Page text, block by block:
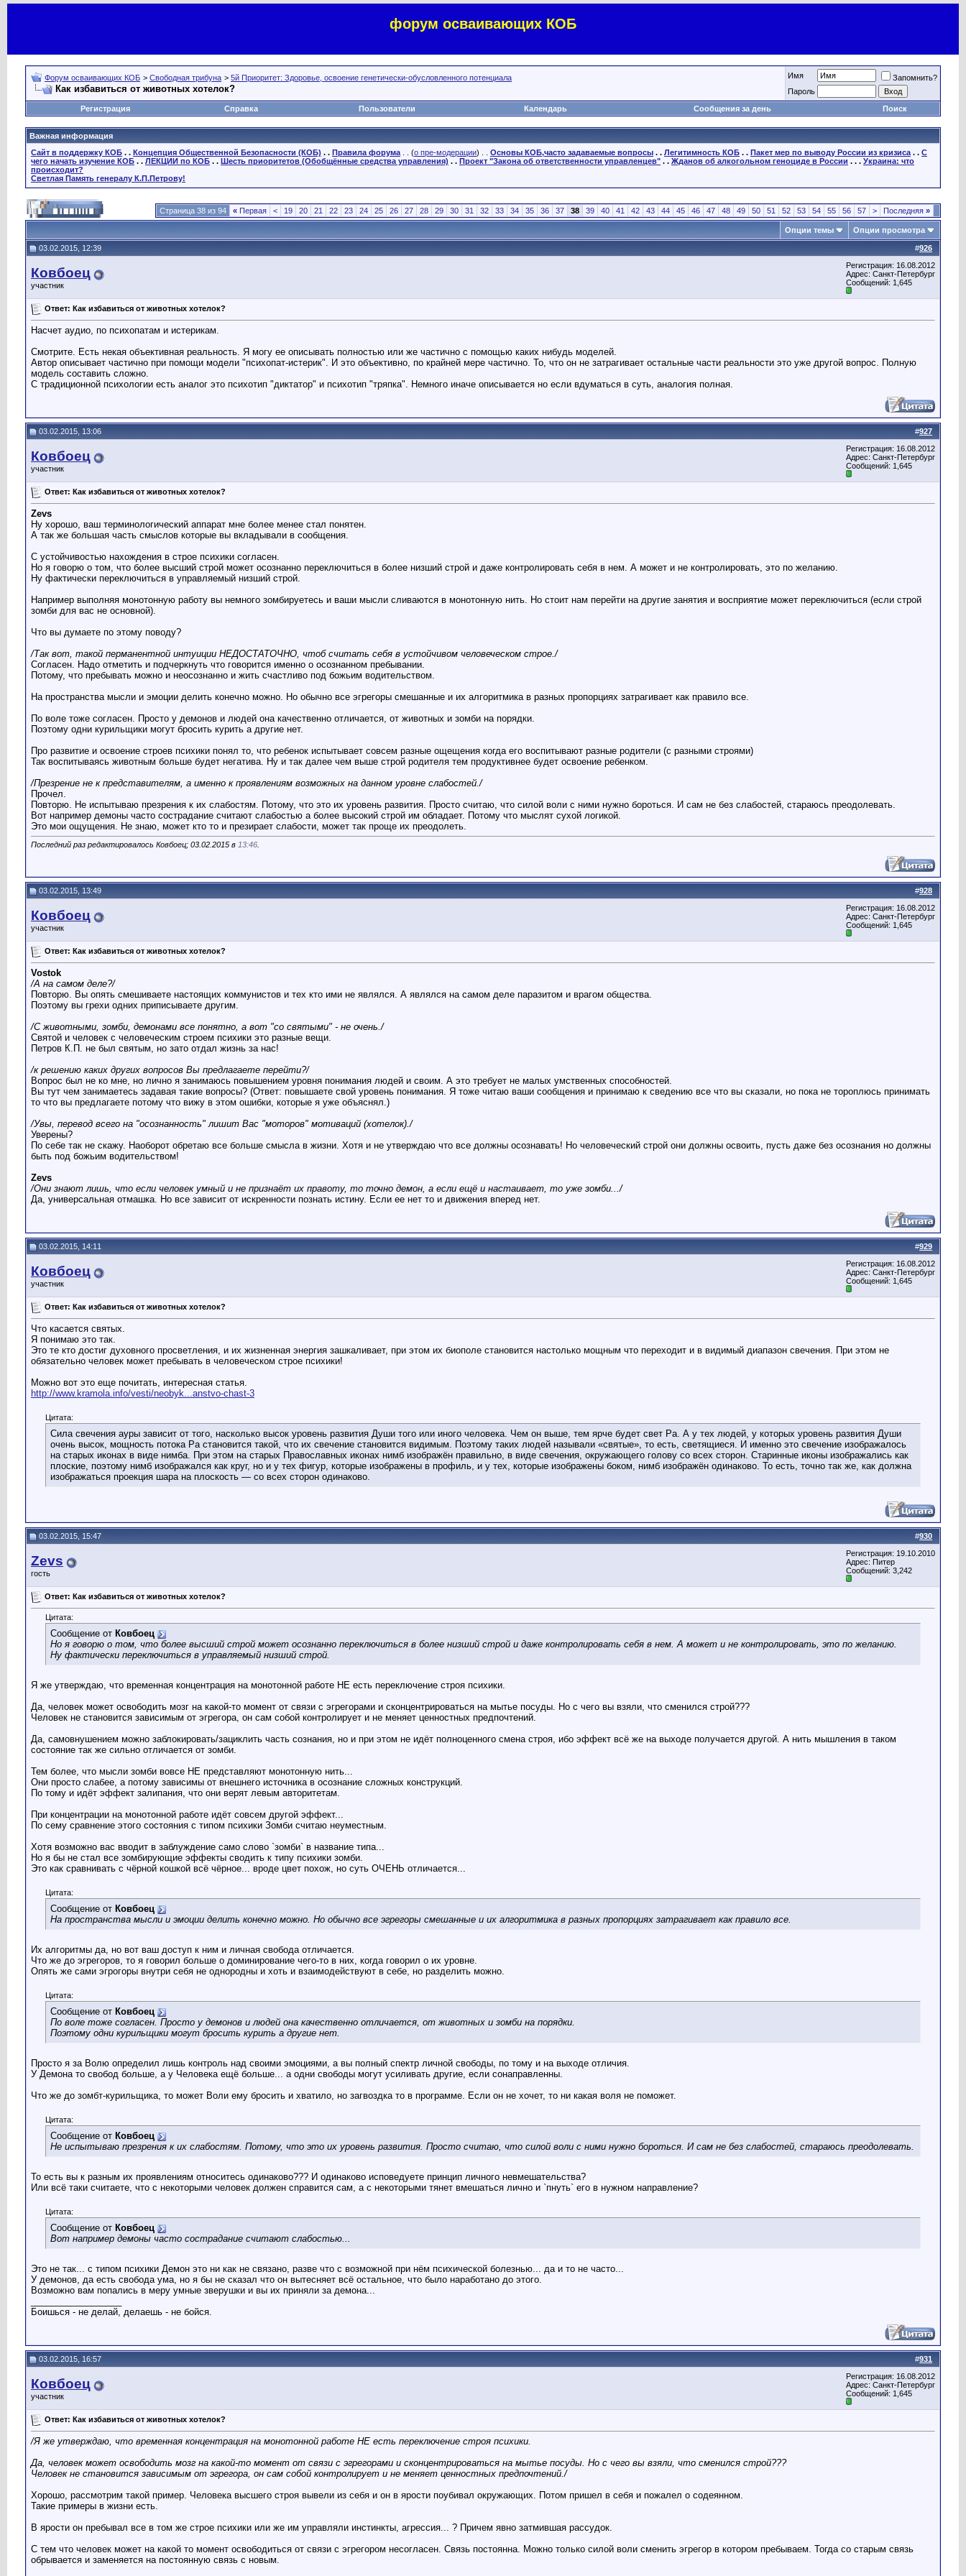
форум осваивающих КОБ
Форум осваивающих КОБ > Свободная трибуна > 5й Приоритет: Здоровье, освоение генетически-обусловленного потенциала
Как избавиться от животных хотелок?
Имя
Запомнить?
Пароль
Регистрация
Справка Пользователи Календарь Сообщения за день Поиск
Важная информация
Сайт в поддержку КОБ . . Концепция Общественной Безопасности (КОБ) . . Правила форума . . (о пре-модерации) . . Основы КОБ,часто задаваемые вопросы . . Легитимность КОБ . . Пакет мер по выводу России из кризиса . . С
чего начать изучение КОБ . . ЛЕКЦИИ по КОБ . . Шесть приоритетов (Обобщённые средства управления) . . Проект "Закона об ответственности управленцев" . . Жданов об алкогольном геноциде в России . . . Украина: что
происходит?
Светлая Память генералу К.П.Петрову!
Страница 38 из 94 « Первая < 19 20 21 22 23 24 25 26 27 28 29 30 31 32 33 34 35 36 37 38 39 40 41 42 43 44 45 46 47 48 49 50 51 52 53 54 55 56 57 > Последняя »
Опции темы Опции просмотра
#926
03.02.2015, 12:39
Ковбоец
участник
Регистрация: 16.08.2012
Адрес: Санкт-Петербург
Сообщений: 1,645
Ответ: Как избавиться от животных хотелок?
Насчет аудио, по психопатам и истерикам.
Смотрите. Есть некая объективная реальность. Я могу ее описывать полностью или же частично с помощью каких нибудь моделей.
Автор описывает частично при помощи модели "психопат-истерик". И это объективно, по крайней мере частично. То, что он не затрагивает остальные части реальности это уже другой вопрос. Полную
модель составить сложно.
С традиционной психологии есть аналог это психотип "диктатор" и психотип "тряпка". Немного иначе описывается но если вдуматься в суть, аналогия полная.
#927
03.02.2015, 13:06
Ковбоец
участник
Регистрация: 16.08.2012
Адрес: Санкт-Петербург
Сообщений: 1,645
Ответ: Как избавиться от животных хотелок?
Zevs
Ну хорошо, ваш терминологический аппарат мне более менее стал понятен.
А так же большая часть смыслов которые вы вкладывали в сообщения.
С устойчивостью нахождения в строе психики согласен.
Но я говорю о том, что более высший строй может осознанно переключиться в более низший строй и даже контролировать себя в нем. А может и не контролировать, это по желанию.
Ну фактически переключиться в управляемый низший строй.
Например выполняя монотонную работу вы немного зомбируетесь и ваши мысли сливаются в монотонную нить. Но стоит нам перейти на другие занятия и восприятие может переключиться (если строй
зомби для вас не основной).
Что вы думаете по этому поводу?
/Так вот, такой перманентной интуиции НЕДОСТАТОЧНО, чтоб считать себя в устойчивом человеческом строе./
Согласен. Надо отметить и подчеркнуть что говорится именно о осознанном пребывании.
Потому, что пребывать можно и неосознанно и жить счастливо под божьим водительством.
На пространства мысли и эмоции делить конечно можно. Но обычно все эгрегоры смешанные и их алгоритмика в разных пропорциях затрагивает как правило все.
По воле тоже согласен. Просто у демонов и людей она качественно отличается, от животных и зомби на порядки.
Поэтому одни курильщики могут бросить курить а другие нет.
Про развитие и освоение строев психики понял то, что ребенок испытывает совсем разные ощещения когда его воспитывают разные родители (с разными строями)
Так воспитываясь животным больше будет негатива. Ну и так далее чем выше строй родителя тем продуктивнее будет освоение ребенком.
/Презрение не к представителям, а именно к проявлениям возможных на данном уровне слабостей./
Прочел.
Повторю. Не испытываю презрения к их слабостям. Потому, что это их уровень развития. Просто считаю, что силой воли с ними нужно бороться. И сам не без слабостей, стараюсь преодолевать.
Вот например демоны часто сострадание считают слабостью а более высокий строй им обладает. Потому что мыслят сухой логикой.
Это мои ощущения. Не знаю, может кто то и презирает слабости, может так проще их преодолеть.
Последний раз редактировалось Ковбоец; 03.02.2015 в 13:46
#928
03.02.2015, 13:49
Ковбоец
участник
Регистрация: 16.08.2012
Адрес: Санкт-Петербург
Сообщений: 1,645
Ответ: Как избавиться от животных хотелок?
Vostok
/А на самом деле?/
Повторю. Вы опять смешиваете настоящих коммунистов и тех кто ими не являлся. А являлся на самом деле паразитом и врагом общества.
Поэтому вы грехи одних приписываете другим.
/С животными, зомби, демонами все понятно, а вот "со святыми" - не очень./
Святой и человек с человеческим строем психики это разные вещи.
Петров К.П. не был святым, но зато отдал жизнь за нас!
/к решению каких других вопросов Вы предлагаете перейти?/
Вопрос был не ко мне, но лично я занимаюсь повышением уровня понимания людей и своим. А это требует не малых умственных способностей.
Вы тут чем занимаетесь задавая такие вопросы? (Ответ: повышаете свой уровень понимания. Я тоже читаю ваши сообщения и принимаю к сведению все что вы сказали, но пока не тороплюсь принимать
то что вы предлагаете потому что вижу в этом ошибки, которые я уже объяснял.)
/Увы, перевод всего на "осознанность" лишит Вас "моторов" мотиваций (хотелок)./
Уверены?
По себе так не скажу. Наоборот обретаю все больше смысла в жизни. Хотя и не утверждаю что все должны осознавать! Но человеческий строй они должны освоить, пусть даже без осознания но должны
быть под божьим водительством!
Zevs
/Они знают лишь, что если человек умный и не признаёт их правоту, то точно демон, а если ещё и настаивает, то уже зомби.../
Да, универсальная отмашка. Но все зависит от искренности познать истину. Если ее нет то и движения вперед нет.
#929
03.02.2015, 14:11
Ковбоец
участник
Регистрация: 16.08.2012
Адрес: Санкт-Петербург
Сообщений: 1,645
Ответ: Как избавиться от животных хотелок?
Что касается святых.
Я понимаю это так.
Это те кто достиг духовного просветления, и их жизненная энергия зашкаливает, при этом их биополе становится настолько мощным что переходит и в видимый диапазон свечения. При этом не
обязательно человек может пребывать в человеческом строе психики!
Можно вот это еще почитать, интересная статья.
http://www.kramola.info/vesti/neobyk...anstvo-chast-3
Цитата:
Сила свечения ауры зависит от того, насколько высок уровень развития Души того или иного человека. Чем он выше, тем ярче будет свет Ра. А у тех людей, у которых уровень развития Души
очень высок, мощность потока Ра становится такой, что их свечение становится видимым. Поэтому таких людей называли «святые», то есть, светящиеся. И именно это свечение изображалось
на старых иконах в виде нимба. При этом на старых Православных иконах нимб изображён правильно, в виде свечения, окружающего голову со всех сторон. Старинные иконы изображались как
плоские, поэтому нимб изображался как круг, но и у тех фигур, которые изображены в профиль, и у тех, которые изображены боком, нимб изображён одинаково. То есть, точно так же, как должна
изображаться проекция шара на плоскость — со всех сторон одинаково.
#930
03.02.2015, 15:47
Zevs
гость
Регистрация: 19.10.2010
Адрес: Питер
Сообщений: 3,242
Ответ: Как избавиться от животных хотелок?
Цитата:
Сообщение от Ковбоец
Но я говорю о том, что более высший строй может осознанно переключиться в более низший строй и даже контролировать себя в нем. А может и не контролировать, это по желанию.
Ну фактически переключиться в управляемый низший строй.
Я же утверждаю, что временная концентрация на монотонной работе НЕ есть переключение строя психики.
Да, человек может освободить мозг на какой-то момент от связи с эгрегорами и сконцентрироваться на мытье посуды. Но с чего вы взяли, что сменился строй???
Человек не становится зависимым от эгрегора, он сам собой контролирует и не меняет ценностных предпочтений.
Да, самовнушением можно заблокировать/зациклить часть сознания, но и при этом не идёт полноценного смена строя, ибо эффект всё же на выходе получается другой. А нить мышления в таком
состояние так же сильно отличается от зомби.
Тем более, что мысли зомби вовсе НЕ представляют монотонную нить...
Они просто слабее, а потому зависимы от внешнего источника в осознание сложных конструкций.
По тому и идёт эффект залипания, что они верят левым авторитетам.
При концентрации на монотонной работе идёт совсем другой эффект...
По сему сравнение этого состояния с типом психики Зомби считаю неуместным.
Хотя возможно вас вводит в заблуждение само слово `зомби` в название типа...
Но я бы не стал все зомбирующие эффекты сводить к типу психики зомби.
Это как сравнивать с чёрной кошкой всё чёрное... вроде цвет похож, но суть ОЧЕНЬ отличается...
Цитата:
Сообщение от Ковбоец
На пространства мысли и эмоции делить конечно можно. Но обычно все эгрегоры смешанные и их алгоритмика в разных пропорциях затрагивает как правило все.
Их алгоритмы да, но вот ваш доступ к ним и личная свобода отличается.
Что же до эгрегоров, то я говорил больше о доминирование чего-то в них, когда говорил о их уровне.
Опять же сами эгрогоры внутри себя не однородны и хоть и взаимодействуют в себе, но разделить можно.
Цитата:
Сообщение от Ковбоец
По воле тоже согласен. Просто у демонов и людей она качественно отличается, от животных и зомби на порядки.
Поэтому одни курильщики могут бросить курить а другие нет.
Просто я за Волю определил лишь контроль над своими эмоциями, а вы полный спектр личной свободы, по тому и на выходе отличия.
У Демона то свобод больше, а у Человека ещё больше... а одни свободы могут усиливать другие, если сонаправленны.
Что же до зомбт-курильщика, то может Воли ему бросить и хватило, но загвоздка то в программе. Если он не хочет, то ни какая воля не поможет.
Цитата:
Сообщение от Ковбоец
Не испытываю презрения к их слабостям. Потому, что это их уровень развития. Просто считаю, что силой воли с ними нужно бороться. И сам не без слабостей, стараюсь преодолевать.
То есть вы к разным их проявлениям относитесь одинаково??? И одинаково исповедуете принцип личного невмешательства?
Или всё таки считаете, что с некоторыми человек должен справится сам, а с некоторыми тянет вмешаться лично и `пнуть` его в нужном направление?
Цитата:
Сообщение от Ковбоец
Вот например демоны часто сострадание считают слабостью...
Это не так... с типом психики Демон это ни как не связано, разве что с возможной при нём психической болезнью... да и то не часто...
У демонов, да есть свобода ума, но я бы не сказал что он вытесняет всё остальное, что было наработано до этого.
Возможно вам попались в меру умные зверушки и вы их приняли за демона...
Боишься - не делай, делаешь - не бойся.
#931
03.02.2015, 16:57
Ковбоец
участник
Регистрация: 16.08.2012
Адрес: Санкт-Петербург
Сообщений: 1,645
Ответ: Как избавиться от животных хотелок?
/Я же утверждаю, что временная концентрация на монотонной работе НЕ есть переключение строя психики.
Да, человек может освободить мозг на какой-то момент от связи с эгрегорами и сконцентрироваться на мытье посуды. Но с чего вы взяли, что сменился строй???
Человек не становится зависимым от эгрегора, он сам собой контролирует и не меняет ценностных предпочтений./
Хорошо, рассмотрим такой пример. Человека высшего строя вывели из себя и он в ярости поубивал окружающих. Потом пришел в себя и пожалел о содеянном.
Такие примеры в жизни есть.
В ярости он пребывал все в том же строе психики или же им управляли инстинкты, агрессия... ? Причем явно затмившая рассудок.
С тем что человек может на какой то момент освободиться от связи с эгрегором несогласен. Связь постоянна. Можно только силой воли сменить эгрегор в котором пребываем. Тогда со старым связь
обрывается и заменяется на постоянную связь с новым.